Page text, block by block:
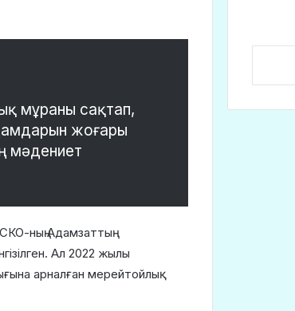
мұраны сақтап,
жоғары
мәдениет
ның Адамзаттың
Ал 2022 жылы
арналған мерейтойлық